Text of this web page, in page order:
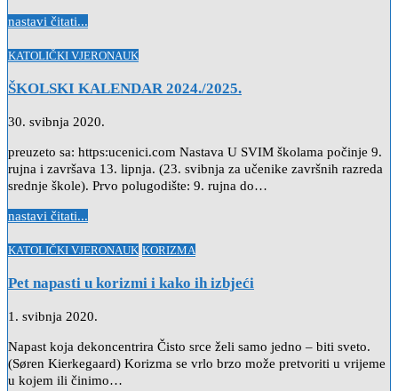
nastavi čitati...
Posted
KATOLIČKI VJERONAUK
ŠKOLSKI KALENDAR 2024./2025.
30. svibnja 2020.
preuzeto sa: https:ucenici.com Nastava U SVIM školama počinje 9.
rujna i završava 13. lipnja. (23. svibnja za učenike završnih razreda
srednje škole). Prvo polugodište: 9. rujna do…
nastavi čitati...
Posted
KATOLIČKI VJERONAUK KORIZMA
Pet napasti u korizmi i kako ih izbjeći
1. svibnja 2020.
Napast koja dekoncentrira Čisto srce želi samo jedno – biti sveto.
(Søren Kierkegaard) Korizma se vrlo brzo može pretvoriti u vrijeme
u kojem ili činimo…